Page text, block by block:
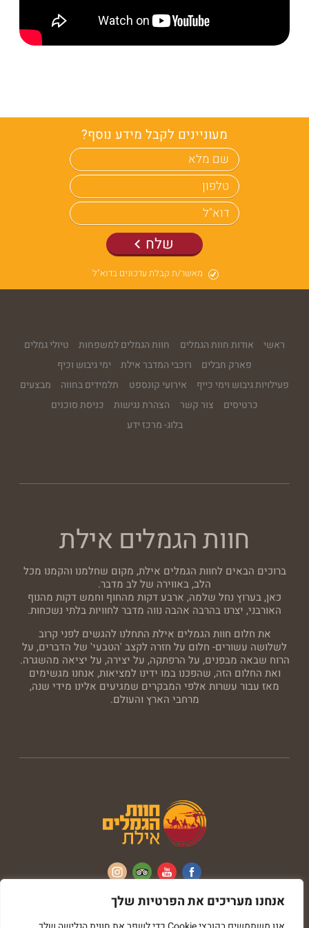
אנחנו מעריכים את הפרטיות שלך
מעוניינים לקבל מידע נוסף?
מאשר/ת קבלת עדכונים בדוא"ל
שלח
ראשי אודות חוות הגמלים חוות הגמלים למשפחות
טיולי גמלים
פארק חבלים
רוכבי המדבר אילת
ימי גיבוש וכיף
פעילויות גיבוש וימי כייף
אירועי קונספט תלמידים בחווה
מבצעים
כרטיסים
צור קשר הצהרת נגישות
כניסת סוכנים
בלוג- מרכז ידע
חוות הגמלים אילת
ברוכים הבאים לחוות הגמלים אילת, מקום שחלמנו והקמנו מכל
הלב, באווירה של לב מדבר.
כאן, בערוץ נחל שלמה, ארבע דקות מהחוף וחמש דקות מהנוף
האורבני, יצרנו בהרבה אהבה נווה מדבר לחוויות בלתי נשכחות.
את חלום חוות הגמלים אילת התחלנו להגשים לפני קרוב
לשלושה עשורים- חלום על חזרה לקצב 'הטבעי' של הדברים, על
הרוח שבאה מבפנים, על הרפתקה, על יצירה, על יציאה מהשגרה.
ואת החלום הזה, שהפכנו במו ידינו למציאות, אנחנו מגשימים
מאז עבור עשרות אלפי המבקרים שמגיעים אלינו מידי שנה,
מרחבי הארץ והעולם.